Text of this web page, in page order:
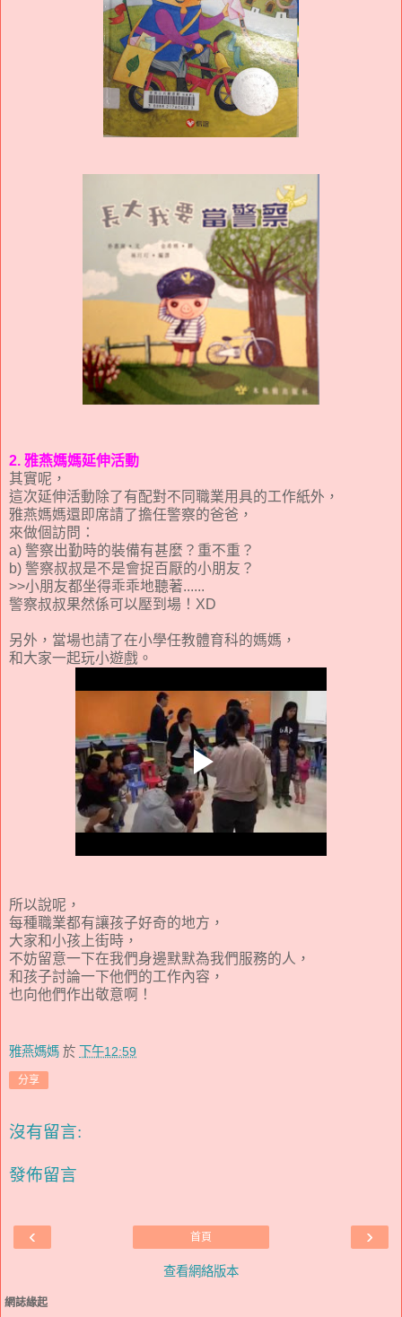
2. 雅燕媽媽延伸活動
其實呢，
這次延伸活動除了有配對不同職業用具的工作紙外，
雅燕媽媽還即席請了擔任警察的爸爸，
來做個訪問：
a) 警察出勤時的裝備有甚麼？重不重？
b) 警察叔叔是不是會捉百厭的小朋友？
>>小朋友都坐得乖乖地聽著......
警察叔叔果然係可以壓到場！XD
另外，當場也請了在小學任教體育科的媽媽，
和大家一起玩小遊戲。
所以說呢，
每種職業都有讓孩子好奇的地方，
大家和小孩上街時，
不妨留意一下在我們身邊默默為我們服務的人，
和孩子討論一下他們的工作內容，
也向他們作出敬意啊！
雅燕媽媽 於 下午12:59
分享
沒有留言:
發佈留言
‹ ›
首頁
查看網絡版本
網誌緣起